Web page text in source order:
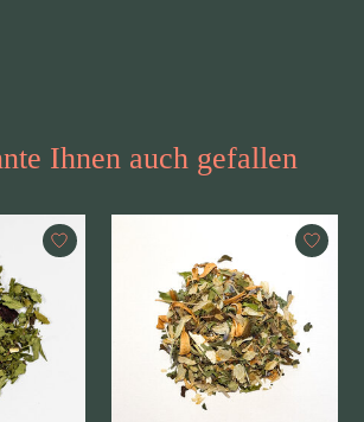
Ihnen auch gefallen
Artikel